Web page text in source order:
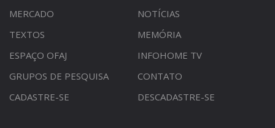
MERCADO
NOTÍCIAS
TEXTOS
MEMÓRIA
ESPAÇO OFAJ
INFOHOME TV
GRUPOS DE PESQUISA
CONTATO
CADASTRE-SE
DESCADASTRE-SE